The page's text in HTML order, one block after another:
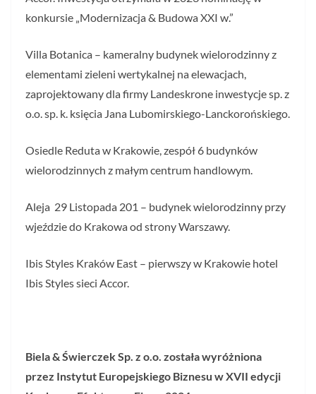
konkursie „Modernizacja & Budowa XXI w.”
Villa Botanica – kameralny budynek wielorodzinny z
elementami zieleni wertykalnej na elewacjach,
zaprojektowany dla firmy Landeskrone inwestycje sp. z
o.o. sp. k. księcia Jana Lubomirskiego-Lanckorońskiego.
Osiedle Reduta w Krakowie, zespół 6 budynków
wielorodzinnych z małym centrum handlowym.
Aleja 29 Listopada 201 – budynek wielorodzinny przy
wjeździe do Krakowa od strony Warszawy.
Ibis Styles Kraków East – pierwszy w Krakowie hotel
Ibis Styles sieci Accor.
Biela & Świerczek Sp. z o.o. została wyróżniona
przez Instytut Europejskiego Biznesu w XVII edycji